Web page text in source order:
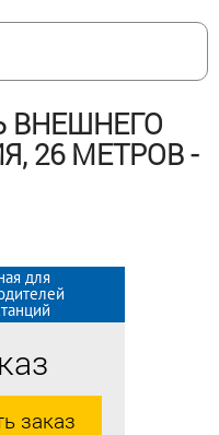
ВНЕШНЕГО
26 МЕТРОВ -
для
заказ
для
заказ